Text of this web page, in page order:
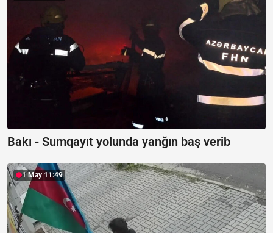
Bakı - Sumqayıt yolunda yanğın baş verib
1 May 11:49